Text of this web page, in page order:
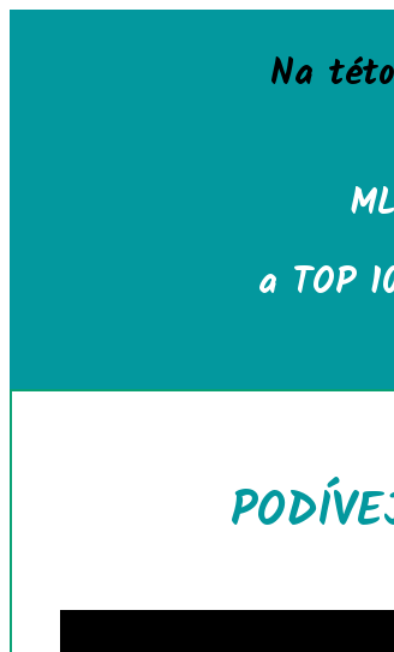
Na
a TOP